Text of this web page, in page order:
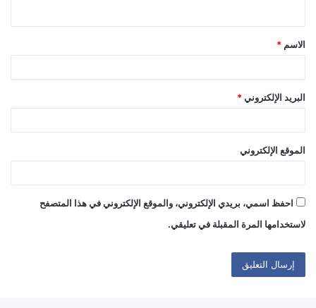
ق
*
الاسم *
البريد الإلكتروني *
الموقع الإلكتروني
احفظ اسمي، بريدي الإلكتروني، والموقع الإلكتروني في هذا المتصفح
لاستخدامها المرة المقبلة في تعليقي.